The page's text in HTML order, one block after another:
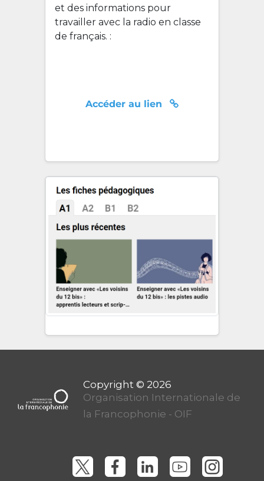
et des informations pour
travailler avec la radio en classe
de français. :
Accéder au lien
Organisation Internationale de
la Francophonie - OIF